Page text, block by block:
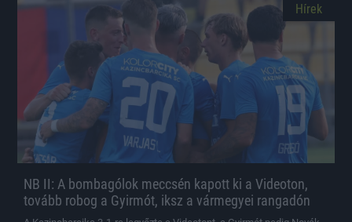
Hírek
NB II: A bombagólok meccsén kapott ki a Videoton,
tovább robog a Gyirmót, iksz a vármegyei rangadón